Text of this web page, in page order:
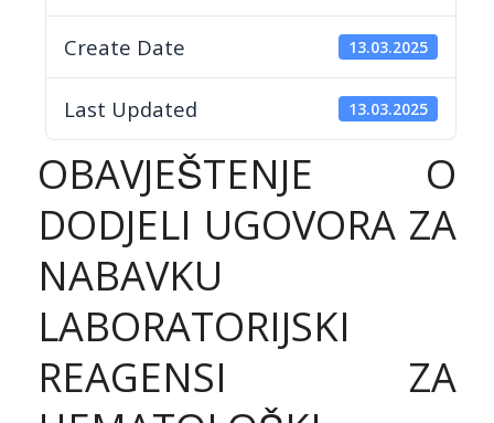
Create Date 13.03.2025
Last Updated 13.03.2025
OBAVJEŠTENJE O
DODJELI UGOVORA ZA
NABAVKU
LABORATORIJSKI
REAGENSI ZA